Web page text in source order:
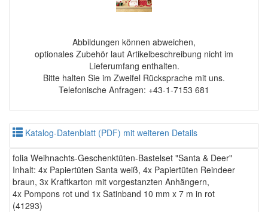
Abbildungen können abweichen,
optionales Zubehör laut Artikelbeschreibung nicht im
Lieferumfang enthalten.
Bitte halten Sie im Zweifel Rücksprache mit uns.
Telefonische Anfragen: +43-1-7153 681
Katalog-Datenblatt (PDF) mit weiteren Details
folia Weihnachts-Geschenktüten-Bastelset "Santa & Deer"
Inhalt: 4x Papiertüten Santa weiß, 4x Papiertüten Reindeer
braun, 3x Kraftkarton mit vorgestanzten Anhängern,
4x Pompons rot und 1x Satinband 10 mm x 7 m in rot
(41293)